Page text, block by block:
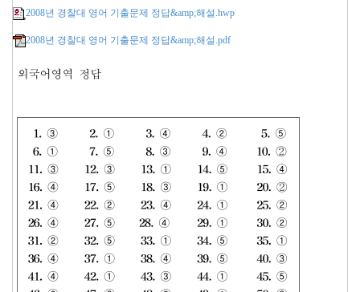
2008년 경찰대 영어 기출문제 정답&amp;해설.hwp
2008년 경찰대 영어 기출문제 정답&amp;해설.pdf